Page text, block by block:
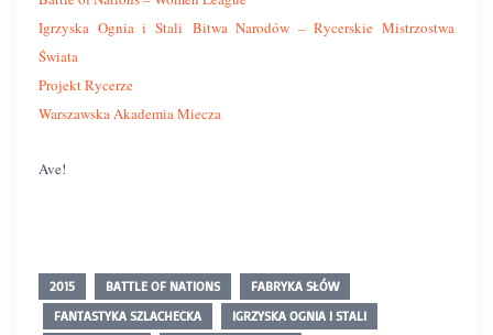
Igrzyska Ognia i Stali Bitwa Narodów – Rycerskie Mistrzostwa
Świata
Projekt Rycerze
Warszawska Akademia Miecza
Ave!
2015 BATTLE OF NATIONS
FABRYKA SŁÓW
FANTASTYKA SZLACHECKA
IGRZYSKA OGNIA I STALI